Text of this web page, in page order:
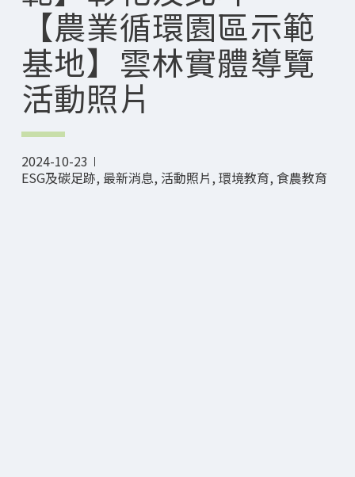
【農業循環園區示範
基地】雲林實體導覽
活動照片
2024-10-23
ESG及碳足跡, 最新消息, 活動照片, 環境教育, 食農教育